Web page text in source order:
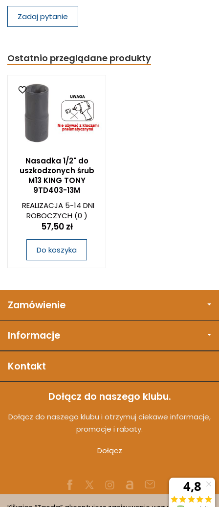
Zadaj pytanie
Ostatnio przeglądane produkty
Nasadka 1/2" do
uszkodzonych śrub
M13 KING TONY
9TD403-13M
REALIZACJA 5-14 DNI
ROBOCZYCH(0 )
57,50 zł
Do koszyka
Zamówienie
Informacje
Kontakt
Dołącz do naszego klubu.
Dołącz do naszego klubu i otrzymuj ciekawe informacje,
promocje i rabaty.
Dołącz